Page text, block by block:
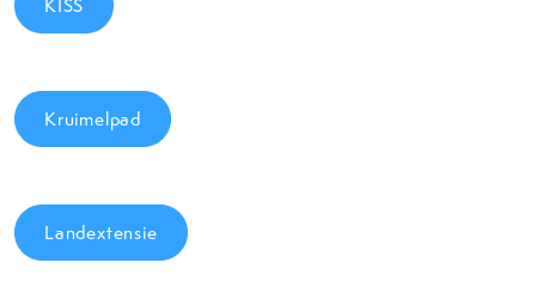
KISS
Kruimelpad
Landextensie